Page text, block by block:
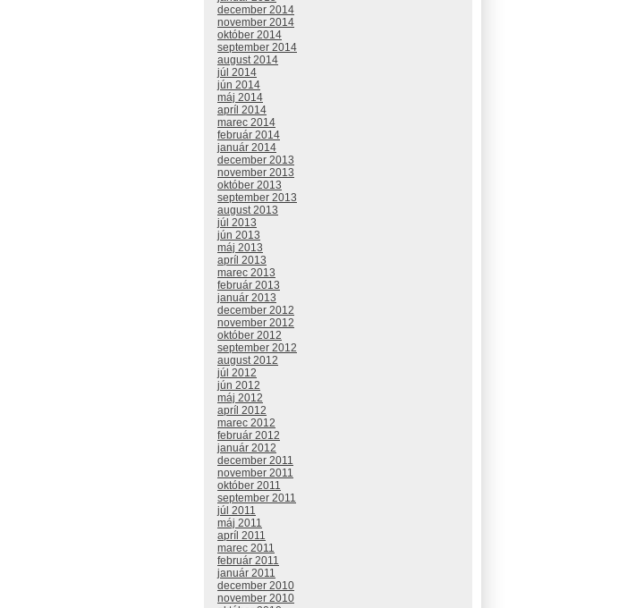
december 2014
november 2014
október 2014
september 2014
august 2014
júl 2014
jún 2014
máj 2014
apríl 2014
marec 2014
február 2014
január 2014
december 2013
november 2013
október 2013
september 2013
august 2013
júl 2013
jún 2013
máj 2013
apríl 2013
marec 2013
február 2013
január 2013
december 2012
november 2012
október 2012
september 2012
august 2012
júl 2012
jún 2012
máj 2012
apríl 2012
marec 2012
február 2012
január 2012
december 2011
november 2011
október 2011
september 2011
júl 2011
máj 2011
apríl 2011
marec 2011
február 2011
január 2011
december 2010
november 2010